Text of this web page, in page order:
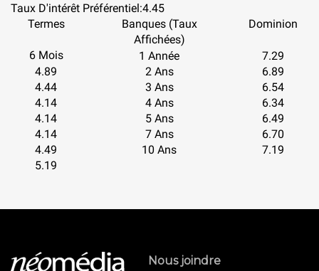
Taux D'intérêt Préférentiel:4.45
Termes
Banques (Taux
Affichées)
Dominion
6 Mois 1 Année
7.29
4.89
2 Ans
6.89
4.44
3 Ans
6.54
4.14
4 Ans
6.34
4.14
5 Ans
6.49
4.14
7 Ans
6.70
4.49
10 Ans
7.19
5.19
Nous joindre